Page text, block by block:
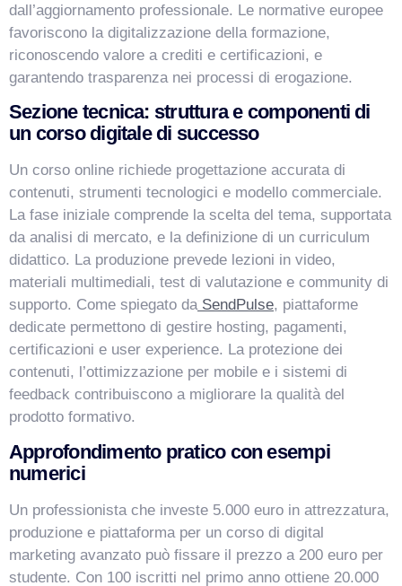
dall’aggiornamento professionale. Le normative europee
favoriscono la digitalizzazione della formazione,
riconoscendo valore a crediti e certificazioni, e
garantendo trasparenza nei processi di erogazione.
Sezione tecnica: struttura e componenti di
un corso digitale di successo
Un corso online richiede progettazione accurata di
contenuti, strumenti tecnologici e modello commerciale.
La fase iniziale comprende la scelta del tema, supportata
da analisi di mercato, e la definizione di un curriculum
didattico. La produzione prevede lezioni in video,
materiali multimediali, test di valutazione e community di
supporto. Come spiegato da SendPulse, piattaforme
dedicate permettono di gestire hosting, pagamenti,
certificazioni e user experience. La protezione dei
contenuti, l’ottimizzazione per mobile e i sistemi di
feedback contribuiscono a migliorare la qualità del
prodotto formativo.
Approfondimento pratico con esempi
numerici
Un professionista che investe 5.000 euro in attrezzatura,
produzione e piattaforma per un corso di digital
marketing avanzato può fissare il prezzo a 200 euro per
studente. Con 100 iscritti nel primo anno ottiene 20.000